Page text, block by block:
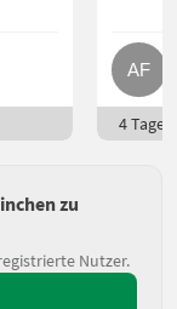
4 Tage
zu
Nutzer.